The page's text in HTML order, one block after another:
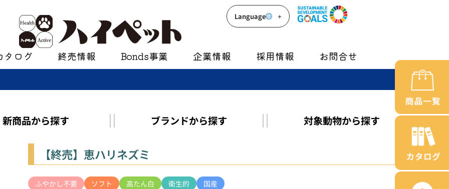
Language
タログ 終売情報 Bonds事業 企業情報 採用情報 お問合せ
新商品から探す ブランドから探す 対象動物から探す
【終売】恵ハリネズミ
ふやかし不要 ソフト 高たん白 衛生的 国産